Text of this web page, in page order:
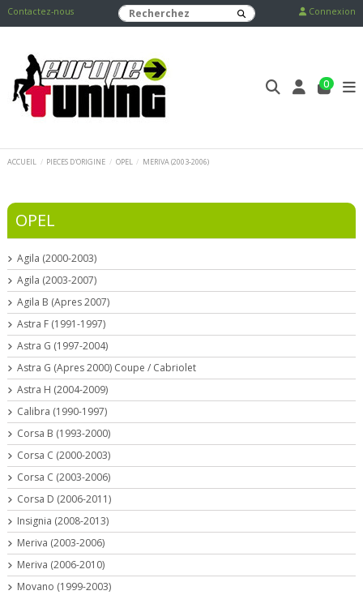
Contactez-nous Connexion
0
ACCUEIL PIECES D'ORIGINE OPEL MERIVA (2003-2006)
OPEL
Agila (2000-2003)
Agila (2003-2007)
Agila B (Apres 2007)
Astra F (1991-1997)
Astra G (1997-2004)
Astra G (Apres 2000) Coupe / Cabriolet
Astra H (2004-2009)
Calibra (1990-1997)
Corsa B (1993-2000)
Corsa C (2000-2003)
Corsa C (2003-2006)
Corsa D (2006-2011)
Insignia (2008-2013)
Meriva (2003-2006)
Meriva (2006-2010)
Movano (1999-2003)